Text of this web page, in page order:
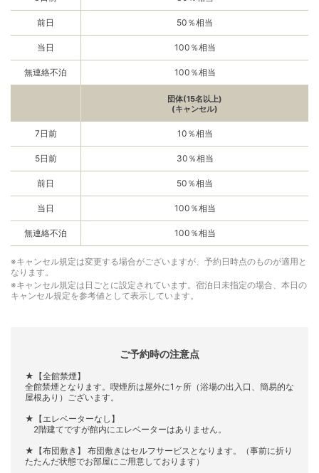
前日 50％相当
当日 100％相当
無連絡不泊 100％相当
団体(15名以上)
(キャンセル)
7日前 10％相当
5日前 30％相当
前日 50％相当
当日 100％相当
無連絡不泊 100％相当
※キャンセル規定は変更する場合がございますが、予約日時点のものが適用と
なります。
※キャンセル規定は日ごとに設定されています。宿泊日未指定の場合、本日の
キャンセル規定を参考値として表示しています。
ご予約時の注意点
★【全館禁煙】
全館禁煙となります。喫煙所は屋外に1ヶ所（浴場の出入口、簡易的な
屋根あり）ございます。
★【エレベーターなし】
2階建てですが館内にエレベーターはありません。
★【布団敷き】 布団敷きはセルフサービスとなります。（事前に折り
たたんだ状態でお部屋にご用意しております）